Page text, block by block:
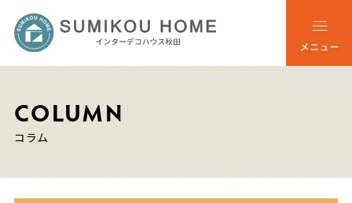
COLUMN
コラム